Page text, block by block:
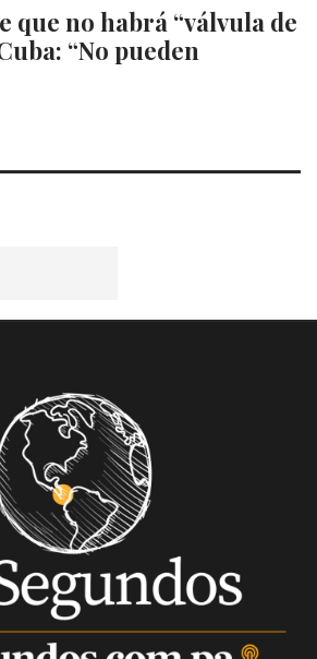
que no habrá “válvula de
“No pueden